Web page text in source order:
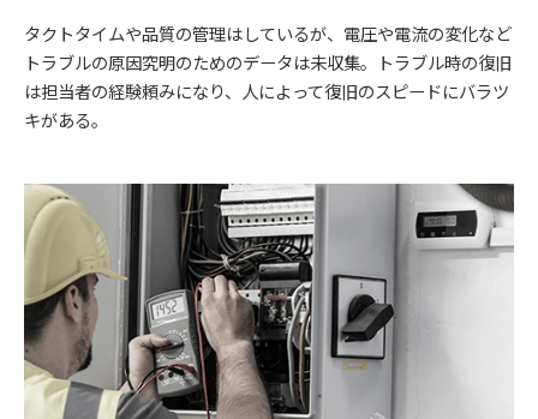
タクトタイムや品質の管理はしているが、電圧や電流の変化など
トラブルの原因究明のためのデータは未収集。トラブル時の復旧
は担当者の経験頼みになり、人によって復旧のスピードにバラツ
キがある。